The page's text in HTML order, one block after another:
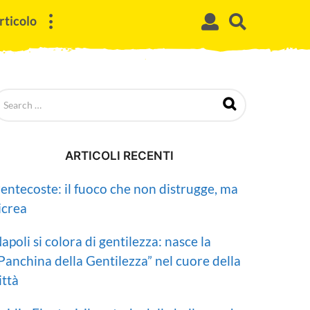
ARTICOLI RECENTI
il fuoco che non distrugge, ma
si colora di gentilezza: nasce la
della Gentilezza” nel cuore della